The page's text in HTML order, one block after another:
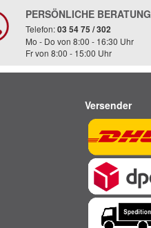
PERSÖNLICHE BERATUNG
Telefon:03 54 75 / 302
Mo - Do von 8:00 - 16:30 Uhr
Fr von 8:00 - 15:00 Uhr
Versender